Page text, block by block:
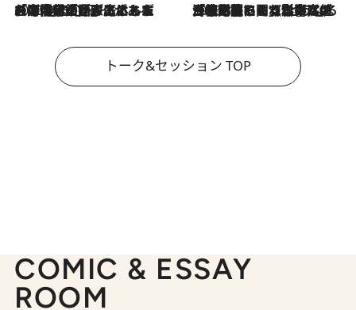
2026.8.3
「今後値上げがあるとすれば…」「リスクがあるのは今年の冬」エネルギー専門家が語る、ホルムズ海峡封鎖が家庭にもたらす“ある心配” 2026.8.3
「住宅建てられない…」「サーチャージ料の高値が続いている」ホルムズ海峡封鎖による影響はいつまで続く？《エネルギー専門家に聞く“どうなる日本の暮らし”》
トーク&セッション TOP
COMIC & ESSAY
ROOM